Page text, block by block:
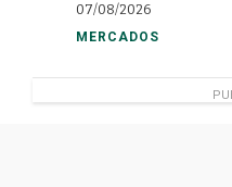
07/08/2026
MERCADOS